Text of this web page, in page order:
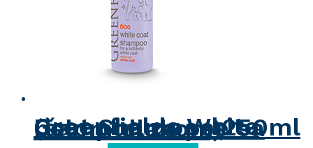
Greenfields White Coat Shampoo 250ml (šampon za pse sa belom dlakom)